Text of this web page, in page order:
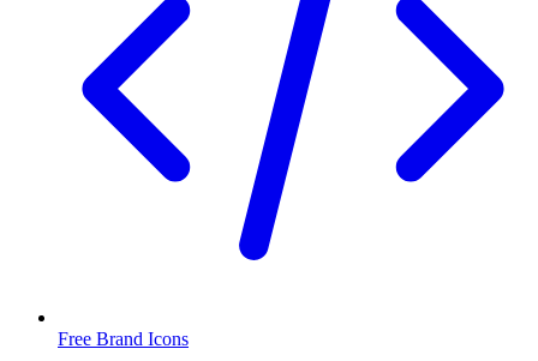
Free Brand Icons